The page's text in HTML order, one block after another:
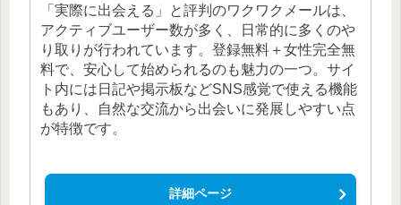
「実際に出会える」と評判のワクワクメールは、
アクティブユーザー数が多く、日常的に多くのや
り取りが行われています。登録無料＋女性完全無
料で、安心して始められるのも魅力の一つ。サイ
ト内には日記や掲示板などSNS感覚で使える機能
もあり、自然な交流から出会いに発展しやすい点
が特徴です。
詳細ページ